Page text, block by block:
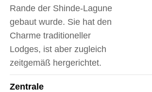
Rande der Shinde-Lagune
gebaut wurde. Sie hat den
Charme traditioneller
Lodges, ist aber zugleich
zeitgemäß hergerichtet.
Zentrale